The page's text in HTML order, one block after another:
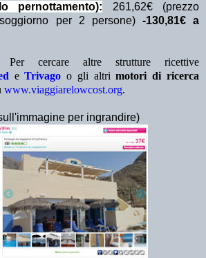
pernottamento): 261,62€ (prezzo
per 2 persone) -130,81€ a
Per cercare altre strutture ricettive
eTrivago o gli altrimotori di ricerca
www.viaggiarelowcost.org.
per ingrandire)